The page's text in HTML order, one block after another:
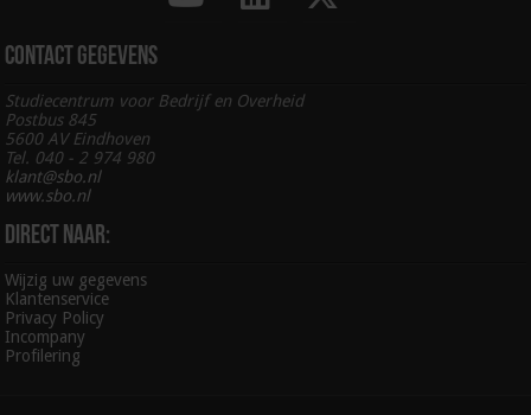
Contact gegevens
Studiecentrum voor Bedrijf en Overheid
Postbus 845
5600 AV Eindhoven
Tel. 040 - 2 974 980
klant@sbo.nl
www.sbo.nl
Direct naar:
Wijzig uw gegevens
Klantenservice
Privacy Policy
Incompany
Profilering